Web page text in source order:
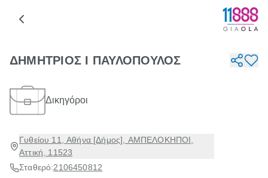
ΔΗΜΗΤΡΙΟΣ Ι ΠΑΥΛΟΠΟΥΛΟΣ
Δικηγόροι
Γυθείου 11, Αθήνα [Δήμος], ΑΜΠΕΛΟΚΗΠΟΙ,
Αττική, 11523
Σταθερό:2106450812